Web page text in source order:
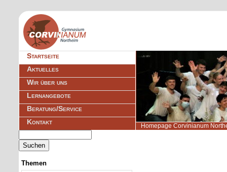
Navigation
überspringen
Startseite
Aktuelles
Wir über uns
Lernangebote
Beratung/Service
Kontakt
Homepage Corvinianum
Suchen
Themen